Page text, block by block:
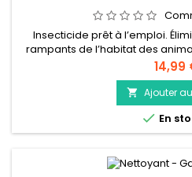
Insecticide prêt à l’emploi.
rampants de l’habitat des
chats, rongeurs, lapins,
longue durée (8 semaines).
ingestion. Protège l’animal des
les insectes. S'utilise en
Prix
14,99
 Ajouter
 En